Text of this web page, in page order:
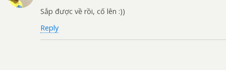
Sắp được về rồi, cố lên :))
Reply